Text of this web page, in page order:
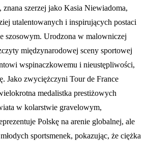
szerzej jako Kasia Niewiadoma,
utalentowanych i inspirujących postaci
szosowym. Urodzona w malowniczej
międzynarodowej sceny sportowej
wspinaczkowemu i nieustępliwości,
Jako zwyciężczyni Tour de France
medalistka prestiżowych
w kolarstwie gravelowym,
Polskę na arenie globalnej, ale
sportsmenek, pokazując, że ciężka